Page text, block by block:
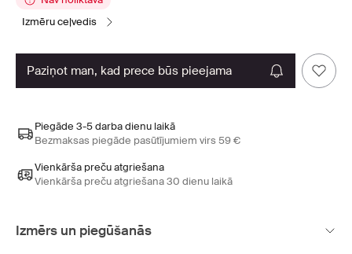
izmēru ceļvedis
paziņot man, kad prece būs pieejama
Piegāde 3-5 darba dienu laikā
Bezmaksas piegāde pasūtījumiem virs 59 €
Vienkārša preču atgriešana
Vienkārša preču atgriešana 30 dienu laikā
Izmērs un piegūšanās